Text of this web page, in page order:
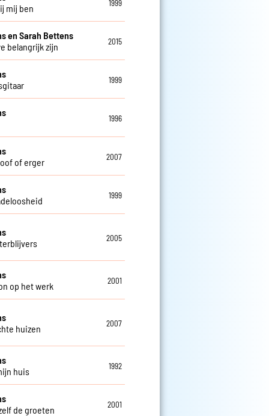
mij ben
1999
en Sarah Bettens
belangrijk zijn
2015
1999
1996
of erger
2007
1999
2005
op het werk
2001
huizen
2007
huis
1992
de groeten
2001